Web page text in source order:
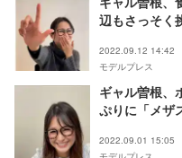
辺もさっそく
2022.09.12 14:42
モデルプレス
ギャル曽根、
ぷりに「メザ
2022.09.01 15:05